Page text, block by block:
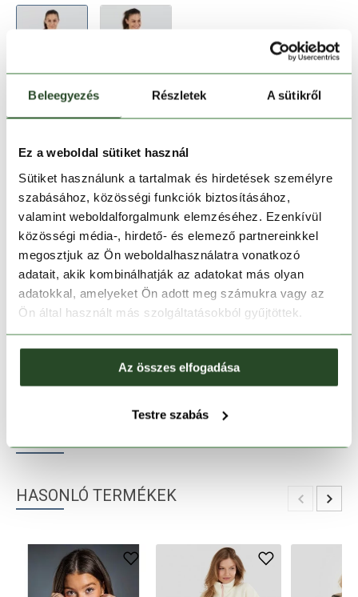
Beleegyezés Részletek A sütikről
Ez a weboldal sütiket használ
Sütiket használunk a tartalmak és hirdetések személyre
szabásához, közösségi funkciók biztosításához,
valamint weboldalforgalmunk elemzéséhez. Ezenkívül
közösségi média-, hirdető- és elemező partnereinkkel
megosztjuk az Ön weboldalhasználatra vonatkozó
adatait, akik kombinálhatják az adatokat más olyan
adatokkal, amelyeket Ön adott meg számukra vagy az
Ön által használt más szolgáltatásokból gyűjtöttek.
Az összes elfogadása
Testre szabás
S M
Kosárba teszem
Melyik üzletben elérhető|Foglalás
30 napos visszaküldés
1-2 munkanapos szállítás
HASONLÓ TERMÉKEK